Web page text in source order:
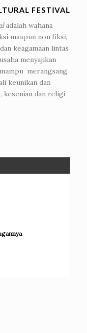
FESTIVAL
adalah wahana
maupun non fiksi,
keagamaan lintas
menyajikan
merangsang
keunikan dan
kesenian dan religi